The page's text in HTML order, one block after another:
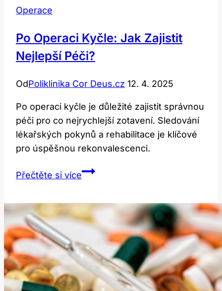
Operace
Po Operaci Kyčle: Jak Zajistit
Nejlepší Péči?
OdPoliklinika Cor Deus.cz 12. 4. 2025
Po operaci kyčle je důležité zajistit správnou
péči pro co nejrychlejší zotavení. Sledování
lékařských pokynů a rehabilitace je klíčové
pro úspěšnou rekonvalescenci.
Přečtěte si vícePo
Jak
Zajistit
Nejlepší
Péči?